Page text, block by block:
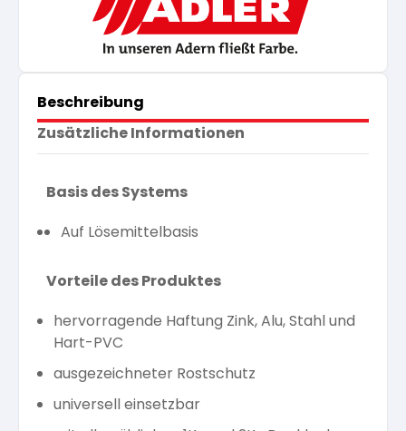
Beschreibung
Zusätzliche Informationen
Basis des Systems
Auf Lösemittelbasis
Vorteile des Produktes
hervorragende Haftung Zink, Alu, Stahl und
Hart-PVC
ausgezeichneter Rostschutz
universell einsetzbar